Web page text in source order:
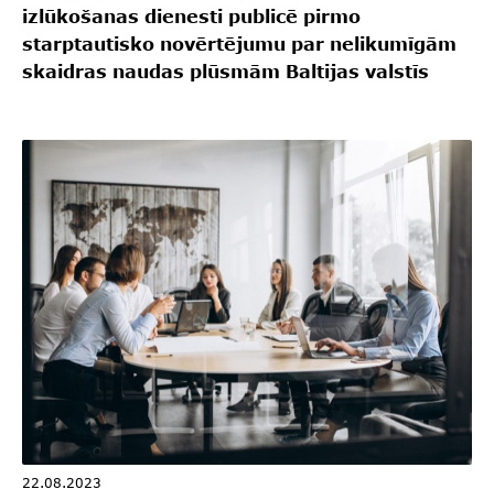
izlūkošanas dienesti publicē pirmo
starptautisko novērtējumu par nelikumīgām
skaidras naudas plūsmām Baltijas valstīs
22.08.2023